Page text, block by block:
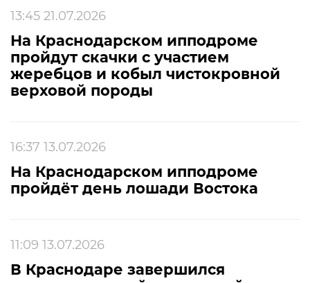
13:45 21.07.2026
На Краснодарском ипподроме
пройдут скачки с участием
жеребцов и кобыл чистокровной
верховой породы
16:37 13.07.2026
На Краснодарском ипподроме
пройдёт день лошади Востока
11:09 13.07.2026
В Краснодаре завершился